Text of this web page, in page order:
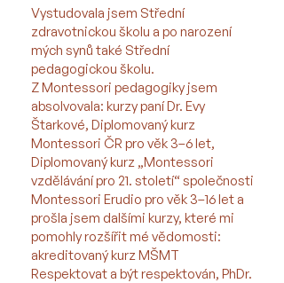
Vystudovala jsem Střední
zdravotnickou školu a po narození
mých synů také Střední
pedagogickou školu.
Z Montessori pedagogiky jsem
absolvovala: kurzy paní Dr. Evy
Štarkové, Diplomovaný kurz
Montessori ČR pro věk 3–6 let,
Diplomovaný kurz „Montessori
vzdělávání pro 21. století“ společnosti
Montessori Erudio pro věk 3–16 let a
prošla jsem dalšími kurzy, které mi
pomohly rozšířit mé vědomosti:
akreditovaný kurz MŠMT
Respektovat a být respektován, PhDr.